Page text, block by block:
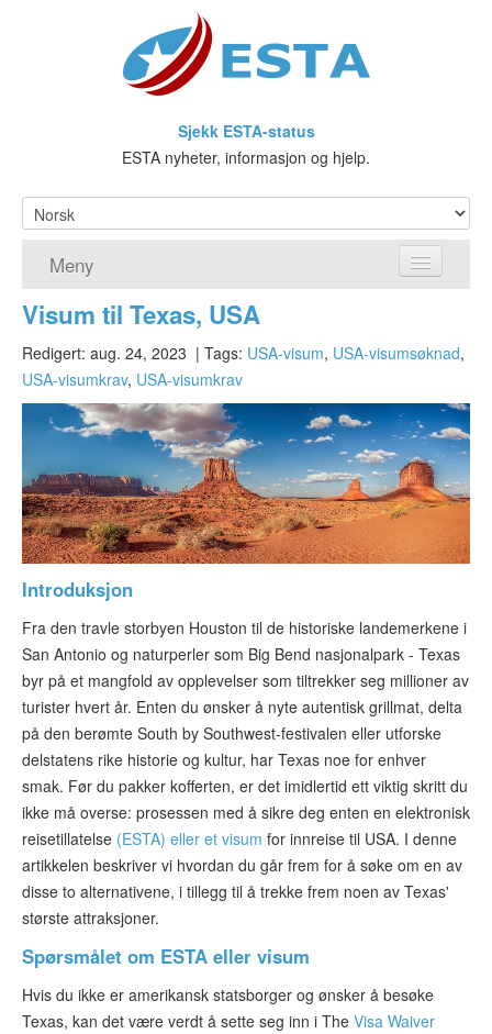
Sjekk ESTA-status
ESTA nyheter, informasjon og hjelp.
Meny
Hjem
ESTA søknad
Hva er ESTA?
Visa waiver-programmet
ESTA-status
ESTA Artikler
Kontakt
Visum til Texas, USA
Redigert: aug. 24, 2023 | Tags: USA-visum, USA-visumsøknad,
USA-visumkrav, USA-visumkrav
Introduksjon
Fra den travle storbyen Houston til de historiske landemerkene i
San Antonio og naturperler som Big Bend nasjonalpark - Texas
byr på et mangfold av opplevelser som tiltrekker seg millioner av
turister hvert år. Enten du ønsker å nyte autentisk grillmat, delta
på den berømte South by Southwest-festivalen eller utforske
delstatens rike historie og kultur, har Texas noe for enhver
smak. Før du pakker kofferten, er det imidlertid ett viktig skritt du
ikke må overse: prosessen med å sikre deg enten en elektronisk
reisetillatelse (ESTA) eller et visum for innreise til USA. I denne
artikkelen beskriver vi hvordan du går frem for å søke om en av
disse to alternativene, i tillegg til å trekke frem noen av Texas'
største attraksjoner.
Spørsmålet om ESTA eller visum
Hvis du ikke er amerikansk statsborger og ønsker å besøke
Texas, kan det være verdt å sette seg inn i The Visa Waiver